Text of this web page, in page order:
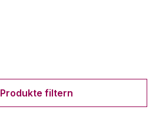
Produkte filtern